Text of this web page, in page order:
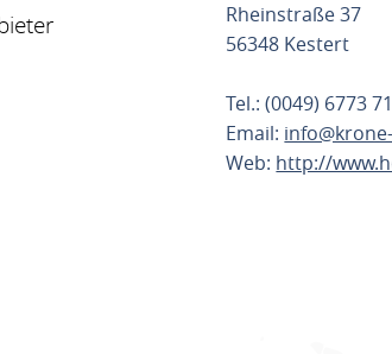
Rheinstraße 37
56348 Kestert
Tel.: (0049) 6773
Email:
Web: http://